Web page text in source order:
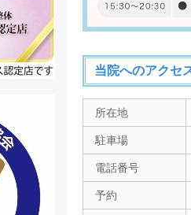
当院へのアクセ
所在地
駐車場
電話番号
予約